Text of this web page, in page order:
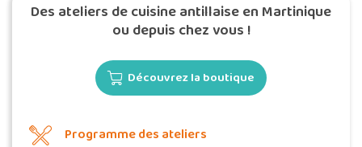
Des ateliers de cuisine antillaise en Martinique
ou depuis chez vous !
Découvrez la boutique
Programme des ateliers